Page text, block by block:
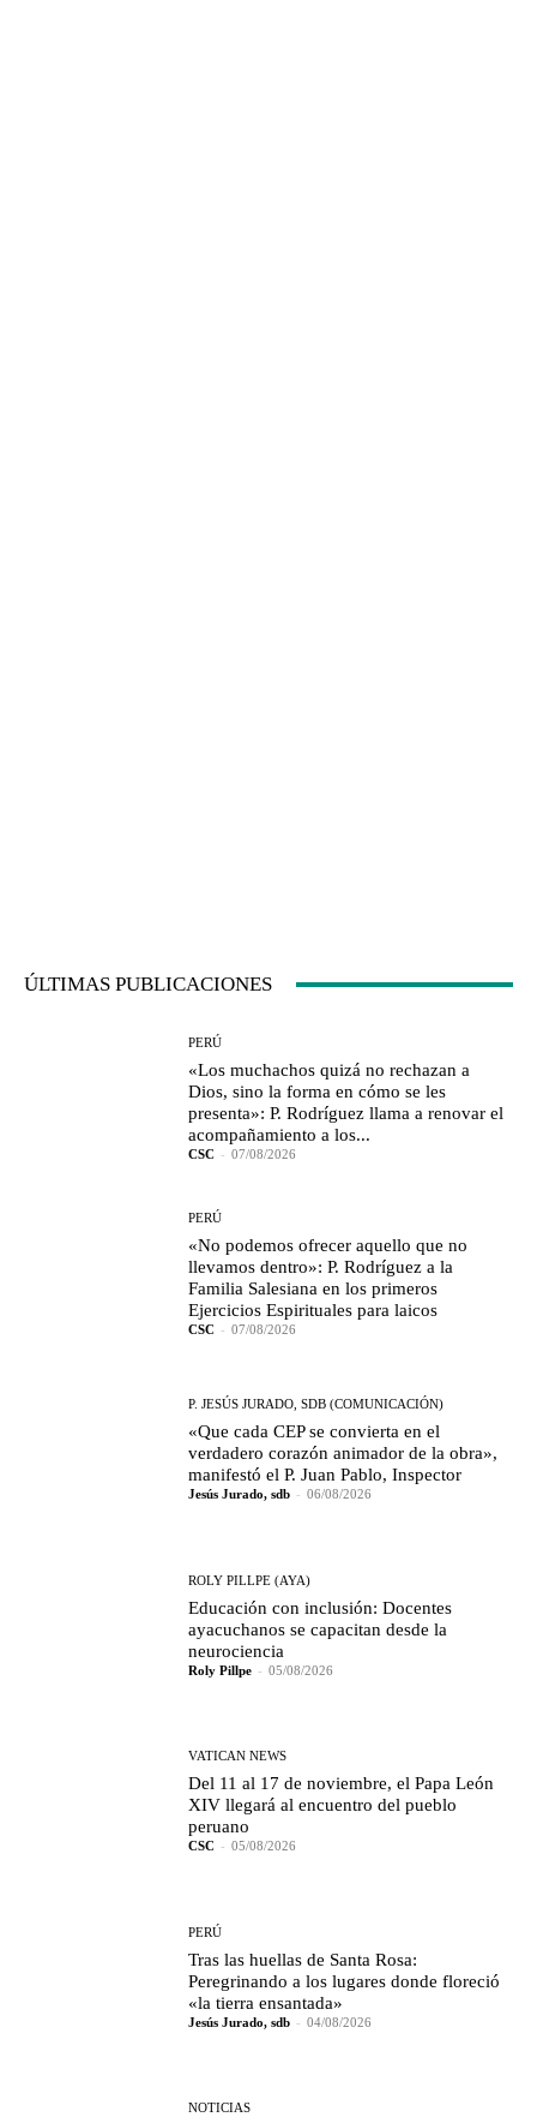
ÚLTIMAS PUBLICACIONES
PERÚ
«Los muchachos quizá no rechazan a
Dios, sino la forma en cómo se les
presenta»: P. Rodríguez llama a renovar el
acompañamiento a los...
CSC - 07/08/2026
PERÚ
«No podemos ofrecer aquello que no
llevamos dentro»: P. Rodríguez a la
Familia Salesiana en los primeros
Ejercicios Espirituales para laicos
CSC - 07/08/2026
P. JESÚS JURADO, SDB (COMUNICACIÓN)
«Que cada CEP se convierta en el
verdadero corazón animador de la obra»,
manifestó el P. Juan Pablo, Inspector
Jesús Jurado, sdb - 06/08/2026
ROLY PILLPE (AYA)
Educación con inclusión: Docentes
ayacuchanos se capacitan desde la
neurociencia
Roly Pillpe - 05/08/2026
VATICAN NEWS
Del 11 al 17 de noviembre, el Papa León
XIV llegará al encuentro del pueblo
peruano
CSC - 05/08/2026
PERÚ
Tras las huellas de Santa Rosa:
Peregrinando a los lugares donde floreció
«la tierra ensantada»
Jesús Jurado, sdb - 04/08/2026
NOTICIAS